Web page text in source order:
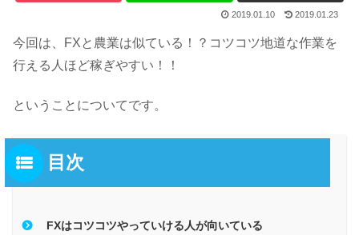
2019.01.10 2019.01.23
今回は、FXと農業は似ている！？コツコツ地道な作業を
行える人ほど稼ぎやすい！！
ということについてです。
目次
FXはコツコツやっていける人が向いている